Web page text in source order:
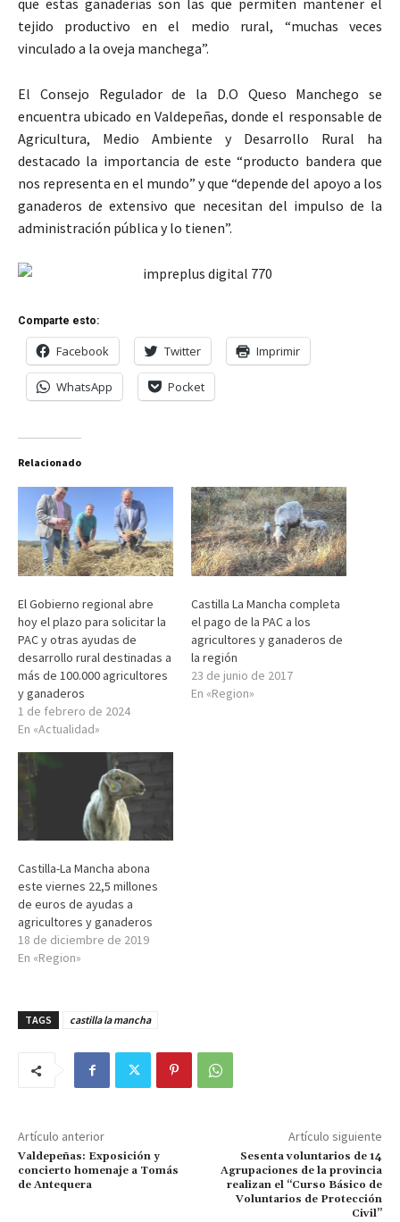
que estas ganaderías son las que permiten mantener el
tejido productivo en el medio rural, “muchas veces
vinculado a la oveja manchega”.
El Consejo Regulador de la D.O Queso Manchego se
encuentra ubicado en Valdepeñas, donde el responsable de
Agricultura, Medio Ambiente y Desarrollo Rural ha
destacado la importancia de este “producto bandera que
nos representa en el mundo” y que “depende del apoyo a los
ganaderos de extensivo que necesitan del impulso de la
administración pública y lo tienen”.
Comparte esto:
Facebook Twitter Imprimir
WhatsApp Pocket
Relacionado
El Gobierno regional abre
hoy el plazo para solicitar la
PAC y otras ayudas de
desarrollo rural destinadas a
más de 100.000 agricultores
y ganaderos
1 de febrero de 2024
En «Actualidad»
Castilla La Mancha completa
el pago de la PAC a los
agricultores y ganaderos de
la región
23 de junio de 2017
En «Region»
Castilla-La Mancha abona
este viernes 22,5 millones
de euros de ayudas a
agricultores y ganaderos
18 de diciembre de 2019
En «Region»
TAGS castilla la mancha
Artículo anterior
Valdepeñas: Exposición y
concierto homenaje a Tomás
de Antequera
Artículo siguiente
Sesenta voluntarios de 14
Agrupaciones de la provincia
realizan el “Curso Básico de
Voluntarios de Protección
Civil”